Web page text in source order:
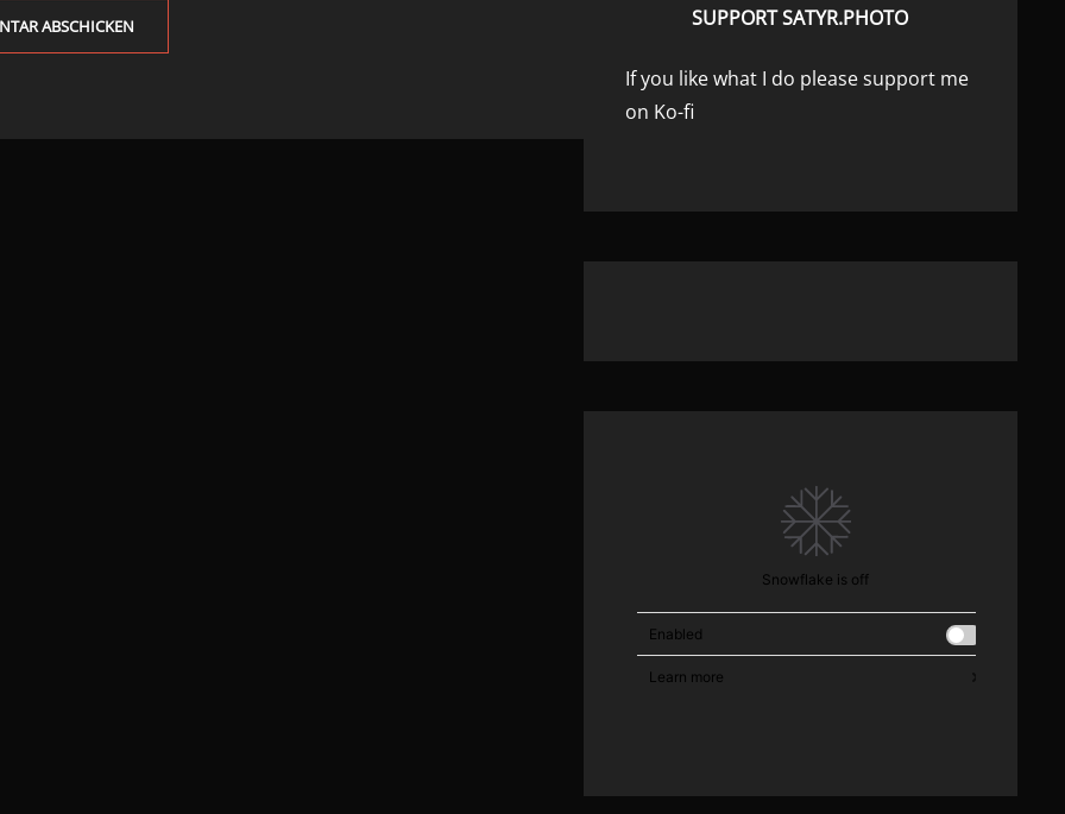
SUPPORT SATYR.PHOTO
If you like what I do please support me
on Ko-fi